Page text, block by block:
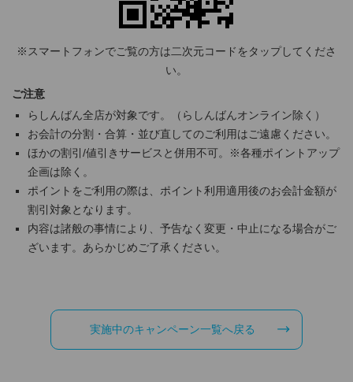
※スマートフォンでご覧の方は二次元コードをタップしてくださ
い。
ご注意
らしんばん全店が対象です。（らしんばんオンライン除く）
お会計の分割・合算・並び直してのご利用はご遠慮ください。
ほかの割引/値引きサービスと併用不可。※各種ポイントアップ
企画は除く。
ポイントをご利用の際は、ポイント利用適用後のお会計金額が
割引対象となります。
内容は諸般の事情により、予告なく変更・中止になる場合がご
ざいます。あらかじめご了承ください。
実施中のキャンペーン一覧へ戻る